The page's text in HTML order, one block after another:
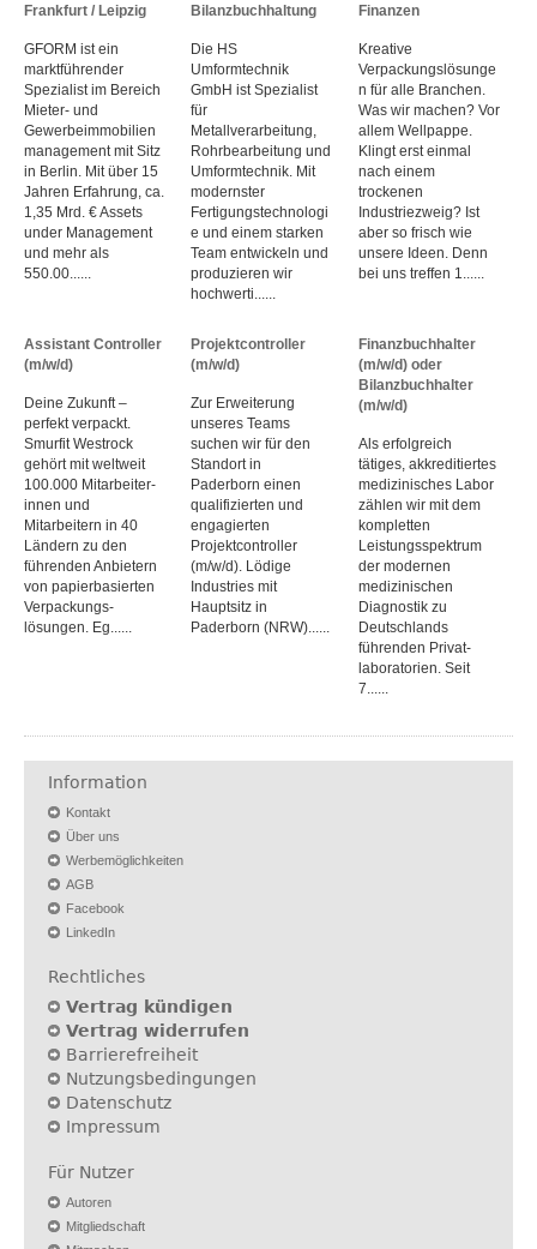
Frankfurt / Leipzig
GFORM ist ein
marktführender
Spezialist im Bereich
Mieter- und
Gewerbeimmobilien
management mit Sitz
in Berlin. Mit über 15
Jahren Erfahrung, ca.
1,35 Mrd. € Assets
under Management
und mehr als
550.00......
Bilanzbuchhaltung
Die HS
Umformtechnik
GmbH ist Spezialist
für
Metallverarbeitung,
Rohrbearbeitung und
Umformtechnik. Mit
modernster
Fertigungstechnologi
e und einem starken
Team entwickeln und
produzieren wir
hochwerti......
Finanzen
Kreative
Verpackungslösunge
n für alle Branchen.
Was wir machen? Vor
allem Wellpappe.
Klingt erst einmal
nach einem
trockenen
Industriezweig? Ist
aber so frisch wie
unsere Ideen. Denn
bei uns treffen 1......
Assistant Controller
(m/w/d)
Deine Zukunft –
perfekt verpackt.
Smurfit Westrock
gehört mit weltweit
100.000 Mitarbeiter­
innen und
Mitarbeitern in 40
Ländern zu den
führenden Anbietern
von papier­basierten
Verpackungs­
lösungen. Eg......
Projektcontroller
(m/w/d)
Zur Erweiterung
unseres Teams
suchen wir für den
Standort in
Paderborn einen
qualifizierten und
engagierten
Projektcontroller
(m/w/d). Lödige
Industries mit
Hauptsitz in
Paderborn (NRW)......
Finanzbuchhalter
(m/w/d) oder
Bilanzbuchhalter
(m/w/d)
Als erfolgreich
tätiges, akkreditiertes
medizinisches Labor
zählen wir mit dem
kompletten
Leistungs­spektrum
der modernen
medizinischen
Diagnostik zu
Deutschlands
führenden Privat­
laboratorien. Seit
7......
Information
Kontakt
Über uns
Werbemöglichkeiten
AGB
Facebook
LinkedIn
Rechtliches
Vertrag kündigen
Vertrag widerrufen
Barrierefreiheit
Nutzungsbedingungen
Datenschutz
Impressum
Für Nutzer
Autoren
Mitgliedschaft